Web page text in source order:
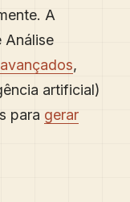
A
Análise
,
artificial)
para gerar